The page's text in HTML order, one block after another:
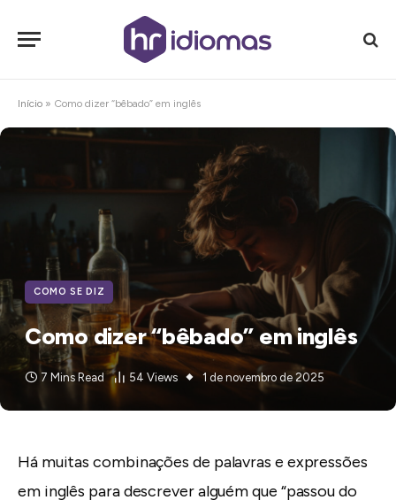
Início » Como dizer “bêbado” em inglês
COMO SE DIZ
Como dizer “bêbado” em inglês
7 Mins Read 54 Views 1 de novembro de 2025
Há muitas combinações de palavras e expressões
em inglês para descrever alguém que “passou do